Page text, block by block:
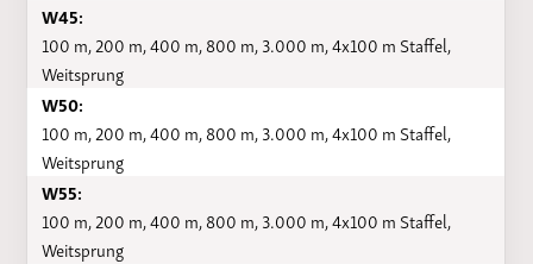
W45:
100 m, 200 m, 400 m, 800 m, 3.000 m, 4x100 m Staffel,
Weitsprung
W50:
100 m, 200 m, 400 m, 800 m, 3.000 m, 4x100 m Staffel,
Weitsprung
W55:
100 m, 200 m, 400 m, 800 m, 3.000 m, 4x100 m Staffel,
Weitsprung